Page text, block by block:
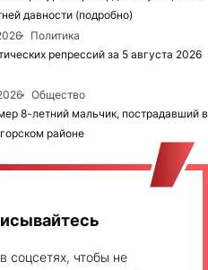
давности (подробно)
Политика
репрессий за 5 августа 2026
Общество
8-летний мальчик, пострадавший в
районе
соцсетях, чтобы не